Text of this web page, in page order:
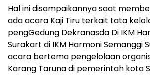
Hal ini disampaikannya saat
ada acara Kaji Tiru terkait tata
pengGedung Dekranasda Di IKM
Surakart di IKM Harmoni Semanggi
acara bertema pengelolaan
Karang Taruna di pemerintah kota